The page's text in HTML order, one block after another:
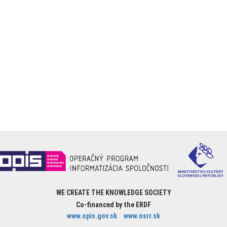
WE CREATE THE KNOWLEDGE SOCIETY
Co-financed by the ERDF
www.opis.gov.sk
www.nsrr.sk